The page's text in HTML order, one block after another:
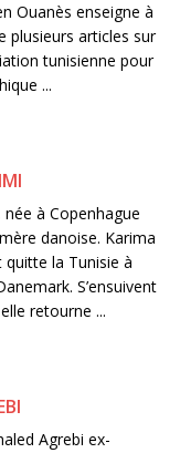
Ouanès enseigne à
plusieurs articles sur
tunisienne pour
...
à Copenhague
danoise. Karima
la Tunisie à
S’ensuivent
retourne ...
Agrebi ex-